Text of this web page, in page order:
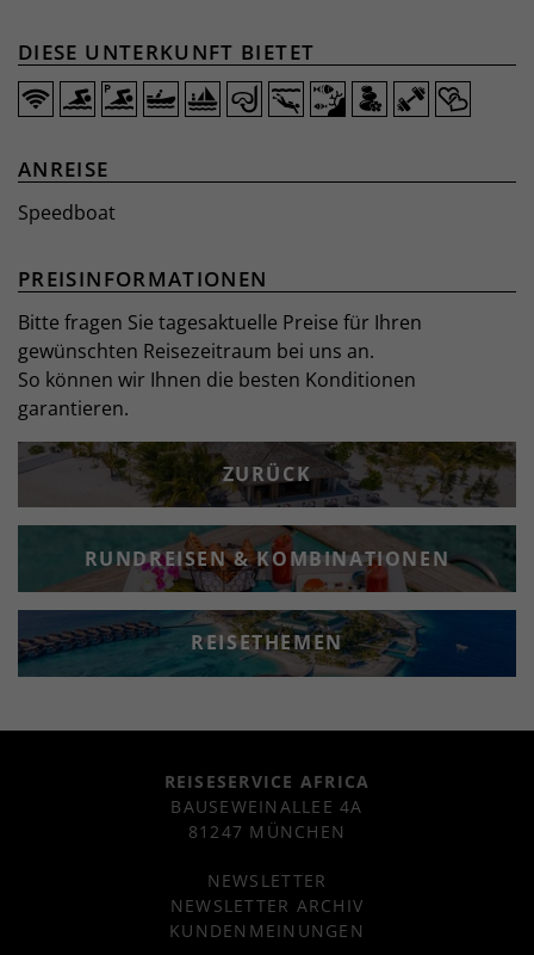
DIESE UNTERKUNFT BIETET
ANREISE
Speedboat
PREISINFORMATIONEN
Bitte fragen Sie tagesaktuelle Preise für Ihren
gewünschten Reisezeitraum bei uns an.
So können wir Ihnen die besten Konditionen
garantieren.
ZURÜCK
RUNDREISEN & KOMBINATIONEN
REISETHEMEN
REISESERVICE AFRICA
BAUSEWEINALLEE 4A
81247 MÜNCHEN
NEWSLETTER
NEWSLETTER ARCHIV
KUNDENMEINUNGEN